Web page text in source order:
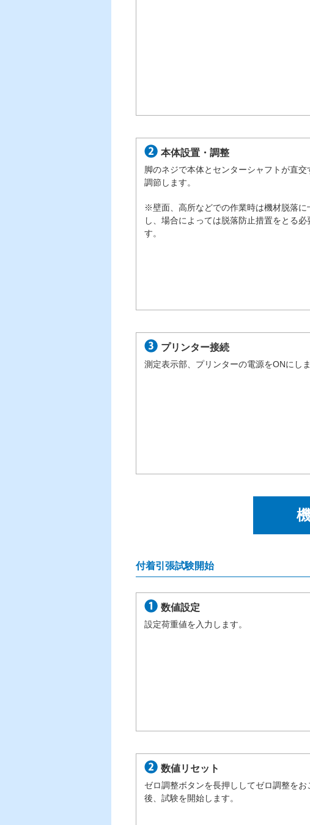
本体設置・調整
脚のネジで本体とセンターシャフトが直交
調節します。
※壁面、高所などでの作業時は機材脱落に
し、場合によっては脱落防止措置をとる必
す。
プリンター接続
測定表示部、プリンターの電源をONにしま
付着引張試験開始
数値設定
設定荷重値を入力します。
数値リセット
ゼロ調整ボタンを長押ししてゼロ調整をお
後、試験を開始します。